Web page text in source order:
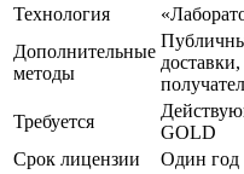
Технология
Дополнительные
методы
Требуется
GOLD
Срок лицензии
Один год